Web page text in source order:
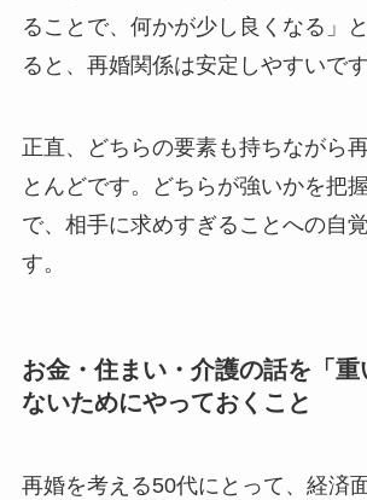
ることで、何かが少し良くなる」
ると、再婚関係は安定しやすいです
正直、どちらの要素も持ちながら
とんどです。どちらが強いかを把
で、相手に求めすぎることへの自
す。
お金・住まい・介護の話を「重
ないためにやっておくこと
再婚を考える50代にとって、経済